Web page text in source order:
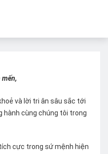
và lời tri ân sâu sắc tới
hành cùng chúng tôi trong
cực trong sứ mệnh hiện